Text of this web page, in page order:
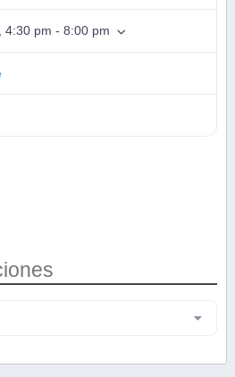
4:30 pm - 8:00 pm